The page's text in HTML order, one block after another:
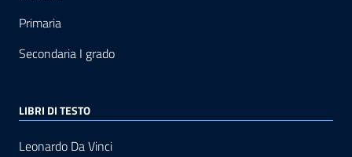
Primaria
Secondaria I grado
LIBRI DI TESTO
Leonardo Da Vinci